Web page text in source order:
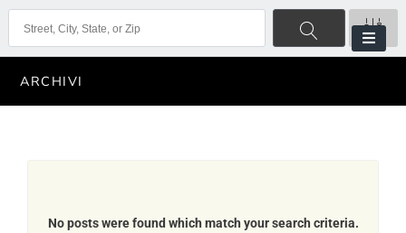
ARCHIVI
No posts were found which match your search criteria.